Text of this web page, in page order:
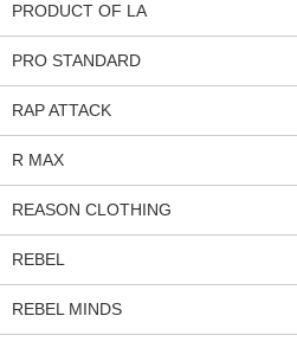
PRODUCT OF LA
PRO STANDARD
RAP ATTACK
R MAX
REASON CLOTHING
REBEL
REBEL MINDS